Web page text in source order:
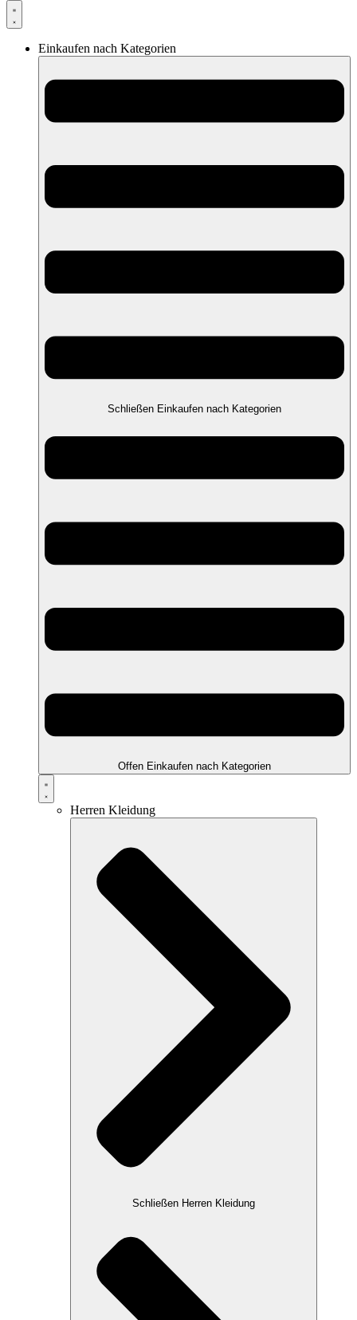
Einkaufen nach Kategorien
Schließen Einkaufen nach Kategorien
Offen Einkaufen nach Kategorien
Herren Kleidung
Schließen Herren Kleidung